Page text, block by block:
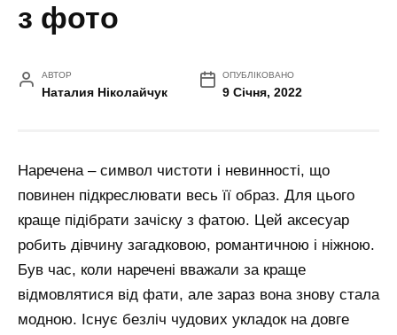
з фото
АВТОР
Наталия Ніколайчук
ОПУБЛІКОВАНО
9 Січня, 2022
Наречена – символ чистоти і невинності, що
повинен підкреслювати весь її образ. Для цього
краще підібрати зачіску з фатою. Цей аксесуар
робить дівчину загадковою, романтичною і ніжною.
Був час, коли наречені вважали за краще
відмовлятися від фати, але зараз вона знову стала
модною. Існує безліч чудових укладок на довге